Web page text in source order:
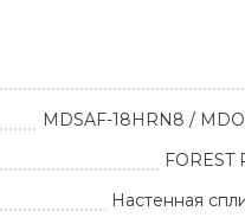
MDSAF-18HRN8 /
FOREST
Настенная